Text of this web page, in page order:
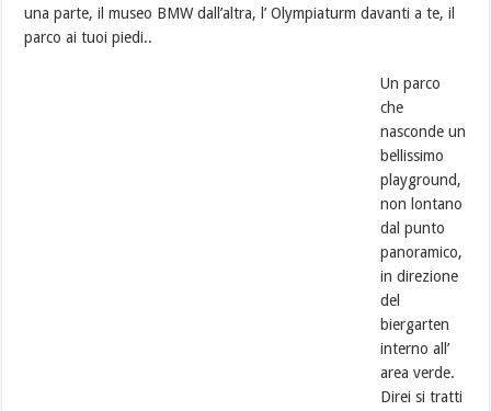
una parte, il museo BMW dall’altra, l’ Olympiaturm davanti a te, il
parco ai tuoi piedi..
Un parco
che
nasconde un
bellissimo
playground,
non lontano
dal punto
panoramico,
in direzione
del
biergarten
interno all’
area verde.
Direi si tratti